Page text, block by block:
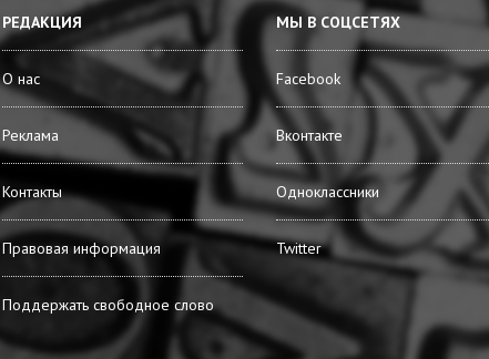
РЕДАКЦИЯ
О нас
Реклама
Контакты
Правовая информация
Поддержать свободное слово
МЫ В СОЦСЕТЯХ
Facebook
Вконтакте
Одноклассники
Twitter